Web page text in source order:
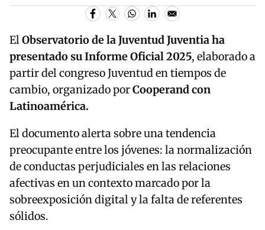
ElObservatorio de la Juventud Juventia ha
presentado su Informe Oficial 2025, elaborado a
partir del congreso Juventud en tiempos de
cambio, organizado porCooperand con
Latinoamérica.
El documento alerta sobre una tendencia
preocupante entre los jóvenes: la normalización
de conductas perjudiciales en las relaciones
afectivas en un contexto marcado por la
sobreexposición digital y la falta de referentes
sólidos.